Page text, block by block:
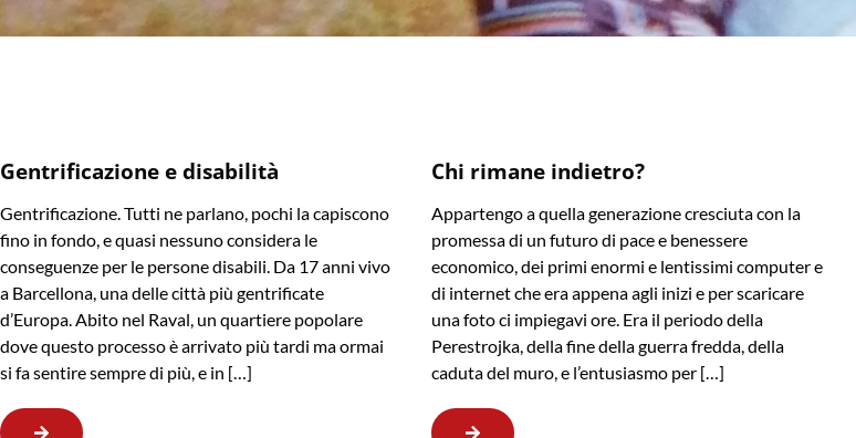
Gentrificazione e disabilità
Gentrificazione. Tutti ne parlano, pochi la capiscono
fino in fondo, e quasi nessuno considera le
conseguenze per le persone disabili. Da 17 anni vivo
a Barcellona, una delle città più gentrificate
d’Europa. Abito nel Raval, un quartiere popolare
dove questo processo è arrivato più tardi ma ormai
si fa sentire sempre di più, e in […]
Chi rimane indietro?
Appartengo a quella generazione cresciuta con la
promessa di un futuro di pace e benessere
economico, dei primi enormi e lentissimi computer e
di internet che era appena agli inizi e per scaricare
una foto ci impiegavi ore. Era il periodo della
Perestrojka, della fine della guerra fredda, della
caduta del muro, e l’entusiasmo per […]